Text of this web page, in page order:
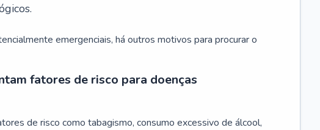
emergenciais, há outros motivos para procurar o
fatores de risco para doenças
de risco como tabagismo, consumo excessivo de álcool,